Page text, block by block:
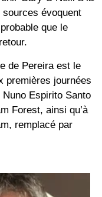
sources évoquent
que le
de Pereira est le
premières journées
Espirito Santo
Forest, ainsi qu’à
remplacé par